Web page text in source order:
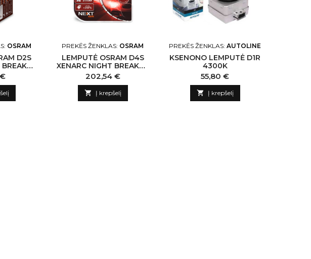
OSRAM
D2S
PREKĖS ŽENKLAS: OSRAM
LEMPUTĖ OSRAM D4S
XENARC NIGHT BREAKER
LASER NEXTGEN DUO
BOX
Kaina
202,54 €
 Į krepšelį
PREKĖS ŽENKLAS: AUTOLINE
KSENONO LEMPUTĖ D1R
4300K
Kaina
55,80 €
 Į krepšelį